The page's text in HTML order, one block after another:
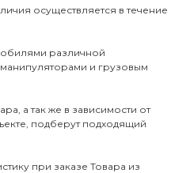
осуществляется в течение
различной
манипуляторами и грузовым
а так же в зависимости от
подберут подходящий
при заказе Товара из